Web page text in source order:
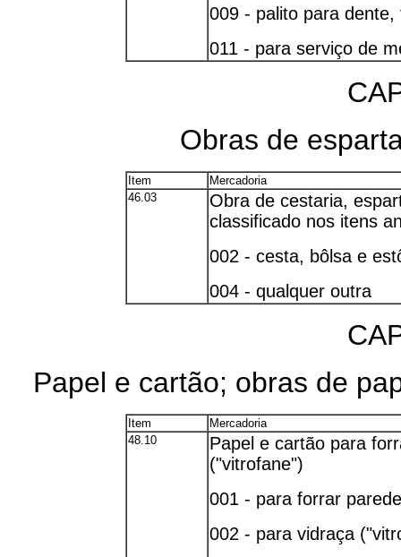
009 - palito para
011 - para serviço de
Obras de
Item
Mercadoria
46.03
Obra de cestaria,
classificado nos itens
002 - cesta, bôlsa e
004 - qualquer outra
Papel e cartão; obras de
Item
Mercadoria
48.10
Papel e cartão para
("vitrofane")
001 - para forrar parede
002 - para vidraça